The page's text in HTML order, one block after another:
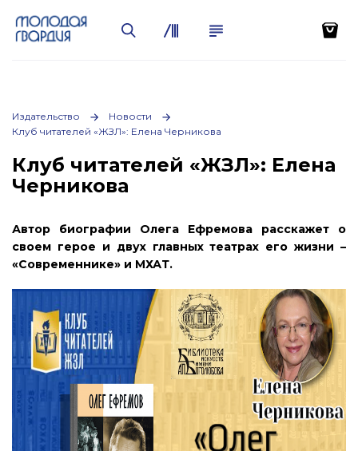
Издательство
Новости
Клуб читателей «ЖЗЛ»: Елена Черникова
Клуб читателей «ЖЗЛ»: Елена
Черникова
Автор биографии Олега Ефремова расскажет о
своем герое и двух главных театрах его жизни –
«Современнике» и МХАТ.